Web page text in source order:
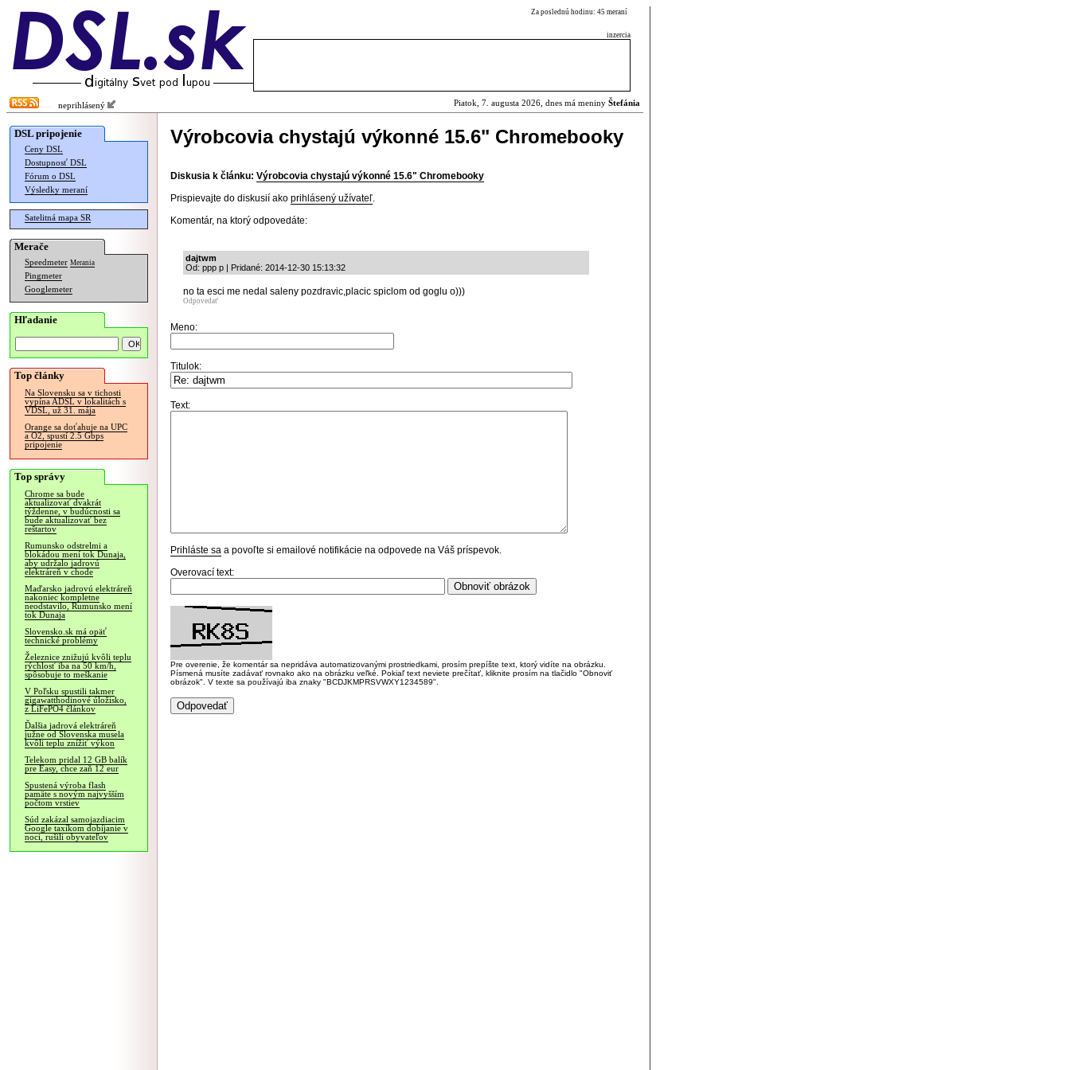
Za poslednú hodinu: 45 meraní
inzercia
neprihlásený Piatok, 7. augusta 2026, dnes má meniny Štefánia
DSL pripojenie
Ceny DSL
Dostupnosť DSL
Fórum o DSL
Výsledky meraní
Satelitná mapa SR
Merače
Speedmeter Merania
Pingmeter
Googlemeter
Hľadanie
Top články
Na Slovensku sa v tichosti
vypína ADSL v lokalitách s
VDSL, už 31. mája
Orange sa doťahuje na UPC
a O2, spustí 2.5 Gbps
pripojenie
Top správy
Chrome sa bude
aktualizovať dvakrát
týždenne, v budúcnosti sa
bude aktualizovať bez
reštartov
Rumunsko odstrelmi a
blokádou mení tok Dunaja,
aby udržalo jadrovú
elektráreň v chode
Maďarsko jadrovú elektráreň
nakoniec kompletne
neodstavilo, Rumunsko mení
tok Dunaja
Slovensko.sk má opäť
technické problémy
Železnice znižujú kvôli teplu
rýchlosť iba na 50 km/h,
spôsobuje to meškanie
V Poľsku spustili takmer
gigawatthodinové úložisko,
z LiFePO4 článkov
Ďalšia jadrová elektráreň
južne od Slovenska musela
kvôli teplu znížiť výkon
Telekom pridal 12 GB balík
pre Easy, chce zaň 12 eur
Spustená výroba flash
pamäte s novým najvyšším
počtom vrstiev
Súd zakázal samojazdiacim
Google taxíkom dobíjanie v
noci, rušili obyvateľov
Výrobcovia chystajú výkonné 15.6" Chromebooky
Diskusia k článku: Výrobcovia chystajú výkonné 15.6" Chromebooky
Prispievajte do diskusií ako prihlásený užívateľ.
Komentár, na ktorý odpovedáte:
dajtwm
Od: ppp p | Pridané: 2014-12-30 15:13:32
no ta esci me nedal saleny pozdravic,placic spiclom od goglu o)))
Odpovedať
Meno:
Titulok:
Text:
Prihláste sa a povoľte si emailové notifikácie na odpovede na Váš príspevok.
Overovací text:
Pre overenie, že komentár sa nepridáva automatizovanými prostriedkami, prosím prepíšte text, ktorý vidíte na obrázku.
Písmená musíte zadávať rovnako ako na obrázku veľké. Pokiaľ text neviete prečítať, kliknite prosím na tlačidlo "Obnoviť
obrázok". V texte sa používajú iba znaky "BCDJKMPRSVWXY1234589".